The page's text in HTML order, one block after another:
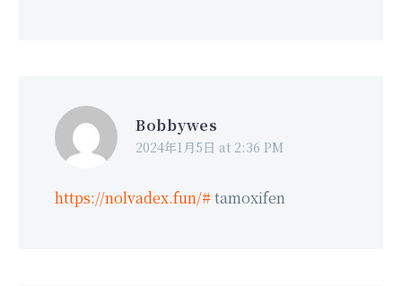
Bobbywes
2024年1月5日 at 2:36 PM
https://nolvadex.fun/# tamoxifen